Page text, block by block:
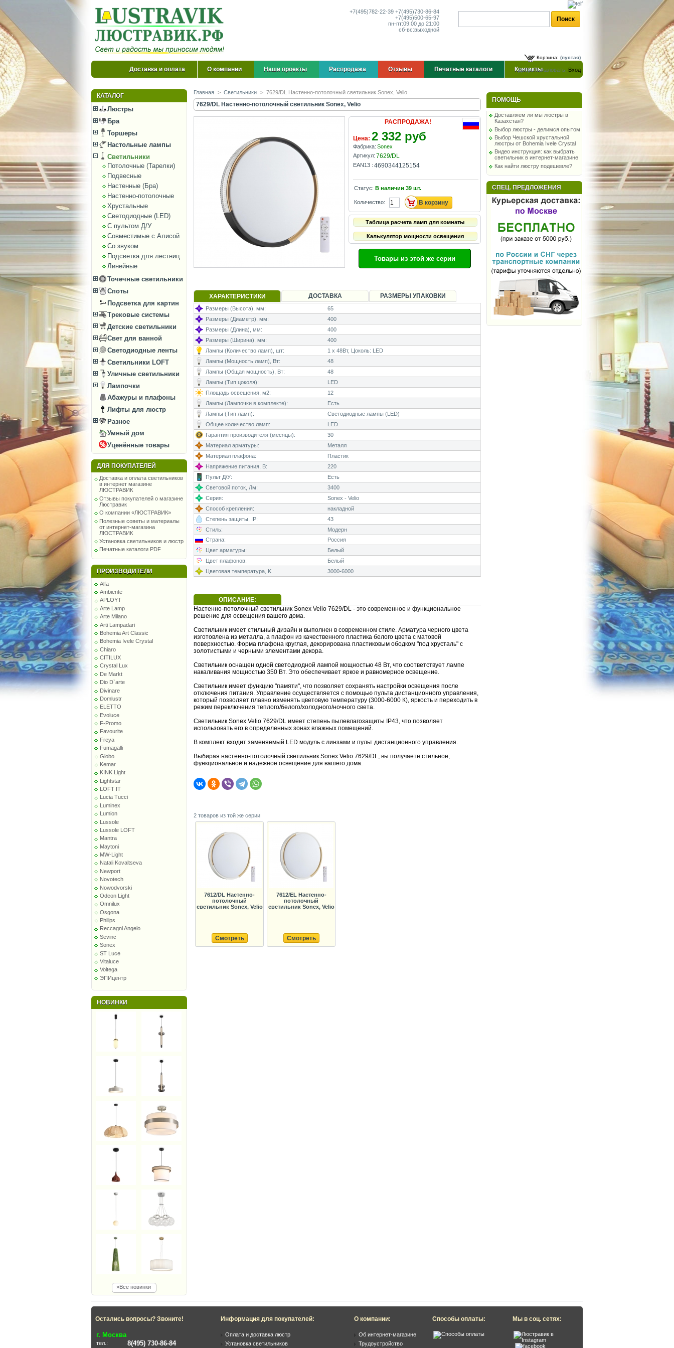
+7(495)782-22-39 +7(495)730-86-84
+7(495)500-65-97
пн-пт:09:00 до 21:00
сб-вс:выходной
Корзина: (пустая)
Добро пожаловать, Вход
Доставка и оплата О компании Наши проекты Распродажа Отзывы Печатные каталоги Контакты
КАТАЛОГ
Люстры
Бра
Торшеры
Настольные лампы
Светильники
Потолочные (Тарелки)
Подвесные
Настенные (Бра)
Настенно-потолочные
Хрустальные
Светодиодные (LED)
С пультом Д/У
Совместимые с Алисой
Со звуком
Подсветка для лестниц
Линейные
Точечные светильники
Споты
Подсветка для картин
Трековые системы
Детские светильники
Свет для ванной
Светодиодные ленты
Светильники LOFT
Уличные светильники
Лампочки
Абажуры и плафоны
Лифты для люстр
Разное
Умный дом
Уценённые товары
ДЛЯ ПОКУПАТЕЛЕЙ
Доставка и оплата светильников
в интернет магазине
ЛЮСТРАВИК
Отзывы покупателей о магазине
Люстравик
О компании «ЛЮСТРАВИК»
Полезные советы и материалы
от интернет-магазина
ЛЮСТРАВИК
Установка светильников и люстр
Печатные каталоги PDF
ПРОИЗВОДИТЕЛИ
Alfa
Ambiente
APLOYT
Arte Lamp
Arte Milano
Arti Lampadari
Bohemia Art Classic
Bohemia Ivele Crystal
Chiaro
CITILUX
Crystal Lux
De Markt
Dio D`arte
Divinare
Domlustr
ELETTO
Evoluce
F-Promo
Favourite
Freya
Fumagalli
Globo
Kemar
KINK Light
Lightstar
LOFT IT
Lucia Tucci
Luminex
Lumion
Lussole
Lussole LOFT
Mantra
Maytoni
MW-Light
Natali Kovaltseva
Newport
Novotech
Nowodvorski
Odeon Light
Omnilux
Osgona
Philips
Reccagni Angelo
Sevinc
Sonex
ST Luce
Vitaluce
Voltega
ЭПИцентр
НОВИНКИ
»Все новинки
Главная > Светильники > 7629/DL Настенно-потолочный светильник Sonex, Velio
7629/DL Настенно-потолочный светильник Sonex, Velio
РАСПРОДАЖА!
Цена: 2 332 руб
Фабрика: Sonex
Артикул: 7629/DL
EAN13 : 4690344125154
Статус: В наличии 39 шт.
Количество:
Таблица расчета ламп для комнаты
Калькулятор мощности освещения
Товары из этой же серии
ХАРАКТЕРИСТИКИ ДОСТАВКА РАЗМЕРЫ УПАКОВКИ
Размеры (Высота), мм:
65
Размеры (Диаметр), мм:
400
Размеры (Длина), мм:
400
Размеры (Ширина), мм:
400
Лампы (Количество ламп), шт:
1 x 48Вт, Цоколь: LED
Лампы (Мощность ламп), Вт:
48
Лампы (Общая мощность), Вт:
48
Лампы (Тип цоколя):
LED
Площадь освещения, м2:
12
Лампы (Лампочки в комплекте):
Есть
Лампы (Тип ламп):
Светодиодные лампы (LED)
Общее количество ламп:
LED
Гарантия производителя (месяцы):
30
Материал арматуры:
Металл
Материал плафона:
Пластик
Напряжение питания, В:
220
Пульт Д/У:
Есть
Световой поток, Лм:
3400
Серия:
Sonex - Velio
Способ крепления:
накладной
Степень защиты, IP:
43
Стиль:
Модерн
Страна:
Россия
Цвет арматуры:
Белый
Цвет плафонов:
Белый
Цветовая температура, K
3000-6000
ОПИСАНИЕ:
Настенно-потолочный светильник Sonex Velio 7629/DL - это современное и функциональное
решение для освещения вашего дома.
Светильник имеет стильный дизайн и выполнен в современном стиле. Арматура черного цвета
изготовлена из металла, а плафон из качественного пластика белого цвета с матовой
поверхностью. Форма плафона круглая, декорирована пластиковым ободком "под хрусталь" с
золотистыми и черными элементами декора.
Светильник оснащен одной светодиодной лампой мощностью 48 Вт, что соответствует лампе
накаливания мощностью 350 Вт. Это обеспечивает яркое и равномерное освещение.
Светильник имеет функцию "памяти", что позволяет сохранять настройки освещения после
отключения питания. Управление осуществляется с помощью пульта дистанционного управления,
который позволяет плавно изменять цветовую температуру (3000-6000 К), яркость и переходить в
режим переключения теплого/белого/холодного/ночного света.
Светильник Sonex Velio 7629/DL имеет степень пылевлагозащиты IP43, что позволяет
использовать его в определенных зонах влажных помещений.
В комплект входит заменяемый LED модуль с линзами и пульт дистанционного управления.
Выбирая настенно-потолочный светильник Sonex Velio 7629/DL, вы получаете стильное,
функциональное и надежное освещение для вашего дома.
2 товаров из той же серии
7612/DL Настенно-
потолочный
светильник Sonex, Velio
Смотреть
7612/EL Настенно-
потолочный
светильник Sonex, Velio
Смотреть
ПОМОЩЬ
Доставляем ли мы люстры в
Казахстан?
Выбор люстры - делимся опытом
Выбор Чешской хрустальной
люстры от Bohemia Ivele Crystal
Видео инструкция: как выбрать
светильник в интернет-магазине
Как найти люстру подешевле?
СПЕЦ. ПРЕДЛОЖЕНИЯ
Остались вопросы? Звоните!
г. Москва
тел.: 8(495) 730-86-84
Информация для покупателей:
Оплата и доставка люстр
Установка светильников
О компании:
Об интернет-магазине
Трудоустройство
Способы оплаты: Мы в соц. сетях: